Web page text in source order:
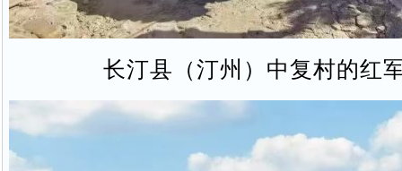
长汀县（汀州）中复村的红